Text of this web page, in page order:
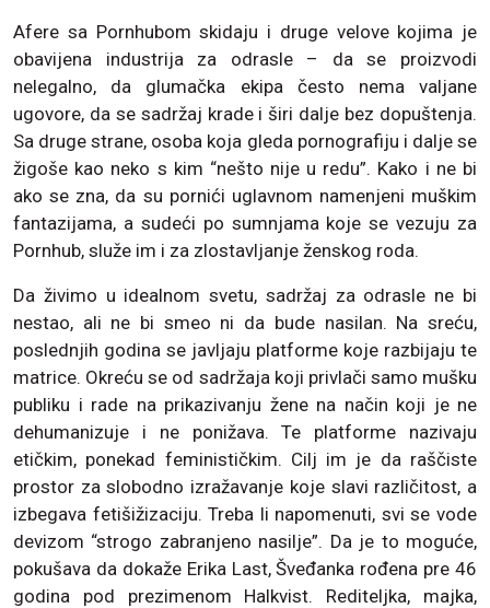
Afere sa Pornhubom skidaju i druge velove kojima je
obavijena industrija za odrasle – da se proizvodi
nelegalno, da glumačka ekipa često nema valjane
ugovore, da se sadržaj krade i širi dalje bez dopuštenja.
Sa druge strane, osoba koja gleda pornografiju i dalje se
žigoše kao neko s kim “nešto nije u redu”. Kako i ne bi
ako se zna, da su pornići uglavnom namenjeni muškim
fantazijama, a sudeći po sumnjama koje se vezuju za
Pornhub, služe im i za zlostavljanje ženskog roda.
Da živimo u idealnom svetu, sadržaj za odrasle ne bi
nestao, ali ne bi smeo ni da bude nasilan. Na sreću,
poslednjih godina se javljaju platforme koje razbijaju te
matrice. Okreću se od sadržaja koji privlači samo mušku
publiku i rade na prikazivanju žene na način koji je ne
dehumanizuje i ne ponižava. Te platforme nazivaju
etičkim, ponekad feminističkim. Cilj im je da raščiste
prostor za slobodno izražavanje koje slavi različitost, a
izbegava fetišižizaciju. Treba li napomenuti, svi se vode
devizom “strogo zabranjeno nasilje”. Da je to moguće,
pokušava da dokaže Erika Last, Šveđanka rođena pre 46
godina pod prezimenom Halkvist. Rediteljka, majka,